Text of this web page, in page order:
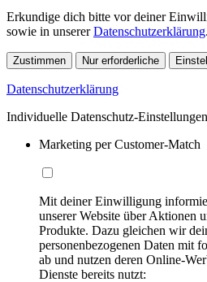
Erkundige dich bitte vor deiner
sowie in unsererDatenschutzerklärung.
Zustimmen Nur erforderliche
Datenschutzerklärung
Individuelle Datenschutz-Einstellungen
Marketing per Customer-Match
Mit deiner Einwilligung
unserer Website über Aktionen
Produkte. Dazu gleichen wir
personenbezogenen Daten mit
ab und nutzen deren Online-
Dienste bereits nutzt: